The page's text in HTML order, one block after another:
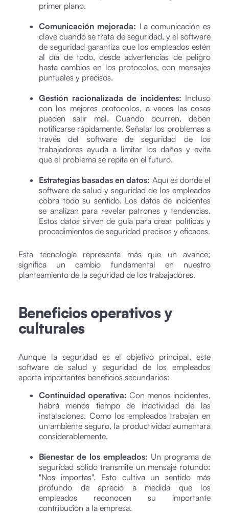
primer plano.
Comunicación mejorada: La comunicación es
clave cuando se trata de seguridad, y el software
de seguridad garantiza que los empleados estén
al día de todo, desde advertencias de peligro
hasta cambios en los protocolos, con mensajes
puntuales y precisos.
Gestión racionalizada de incidentes: Incluso
con los mejores protocolos, a veces las cosas
pueden salir mal. Cuando ocurren, deben
notificarse rápidamente. Señalar los problemas a
través del software de seguridad de los
trabajadores ayuda a limitar los daños y evita
que el problema se repita en el futuro.
Estrategias basadas en datos: Aquí es donde el
software de salud y seguridad de los empleados
cobra todo su sentido. Los datos de incidentes
se analizan para revelar patrones y tendencias.
Estos datos sirven de guía para crear políticas y
procedimientos de seguridad precisos y eficaces.
Esta tecnología representa más que un avance;
significa un cambio fundamental en nuestro
planteamiento de la seguridad de los trabajadores.
Beneficios operativos y
culturales
Aunque la seguridad es el objetivo principal, este
software de salud y seguridad de los empleados
aporta importantes beneficios secundarios:
Continuidad operativa: Con menos incidentes,
habrá menos tiempo de inactividad de las
instalaciones. Como los empleados trabajan en
un ambiente seguro, la productividad aumentará
considerablemente.
Bienestar de los empleados: Un programa de
seguridad sólido transmite un mensaje rotundo:
"Nos importas". Esto cultiva un sentido más
profundo de aprecio a medida que los
empleados reconocen su importante
contribución a la empresa.